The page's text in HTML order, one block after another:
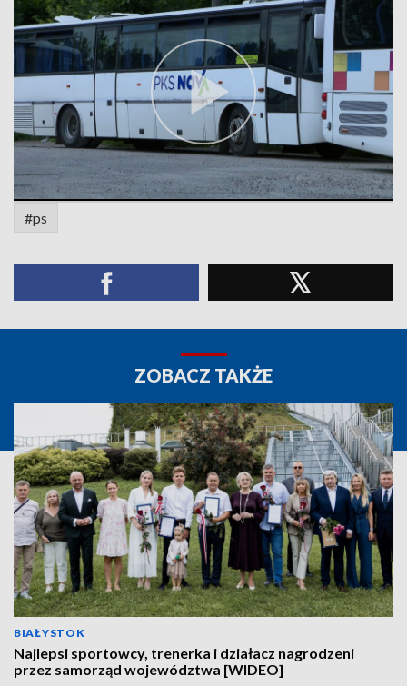
#ps
ZOBACZ TAKŻE
BIAŁYSTOK
Najlepsi sportowcy, trenerka i działacz nagrodzeni
przez samorząd województwa [WIDEO]